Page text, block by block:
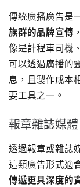
傳統廣播廣告是
族群的品牌宣傳
像是計程車司機
可以透過廣播的
息，且製作成本
要工具之一。
報章雜誌媒體
透過報章或雜誌
這類廣告形式適
傳遞更具深度的